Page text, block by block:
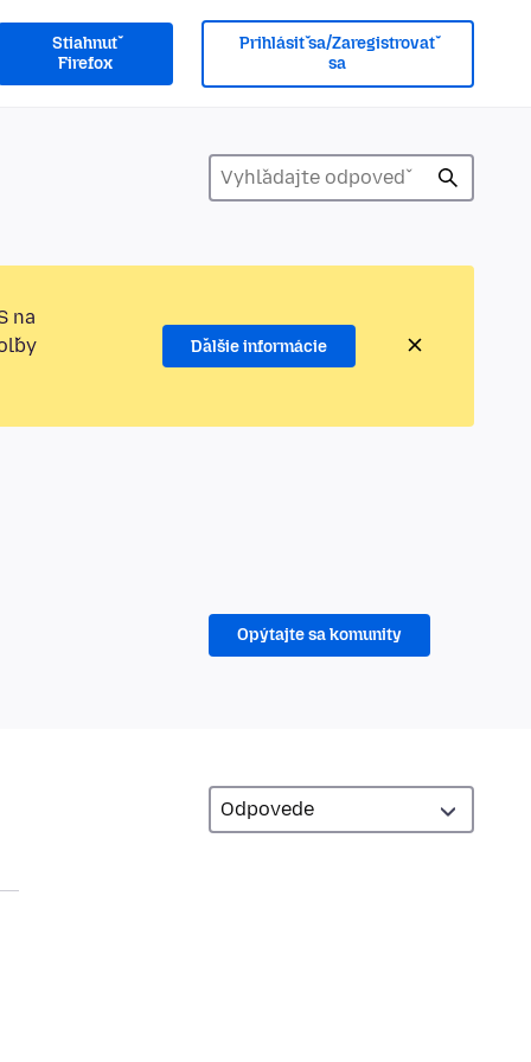
Stiahnuť
Firefox
Prihlásiť sa/Zaregistrovať
sa
na
Ďalšie informácie
Opýtajte sa komunity